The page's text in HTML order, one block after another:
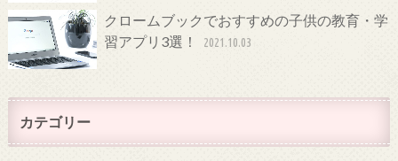
クロームブックでおすすめの子供の教育・学
習アプリ3選！
2021.10.03
カテゴリー